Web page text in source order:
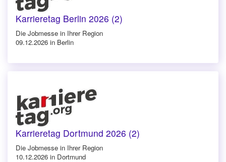
Karrieretag Berlin 2026 (2)
Die Jobmesse in Ihrer Region
09.12.2026 in Berlin
Karrieretag Dortmund 2026 (2)
Die Jobmesse in Ihrer Region
10.12.2026 in Dortmund